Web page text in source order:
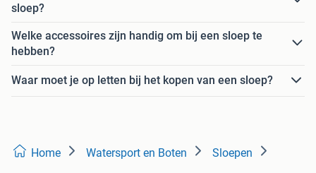
sloep?
Welke accessoires zijn handig om bij een sloep te
hebben?
Waar moet je op letten bij het kopen van een sloep?
Home Watersport en Boten Sloepen